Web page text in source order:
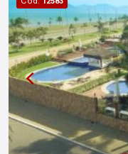
solicitação *
Documentação 100%
Bairro fechado
* Região cercada
Local tranquilo e
Cocanha, uma
Fácil acesso à
comércios locais O Recanto Verde Mar oferece
um estilo de vida